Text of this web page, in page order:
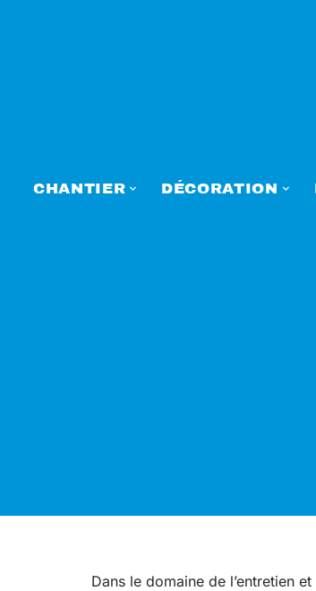
CHANTIER DÉCORATION
Dans le domaine de l’entretien